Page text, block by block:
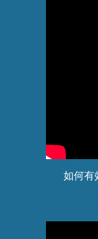
如何有